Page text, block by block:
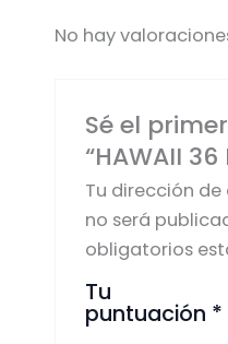
No hay
Sé el
“HAWAII 36
Tu dirección
no será
obligatorios
Tu
puntuación *